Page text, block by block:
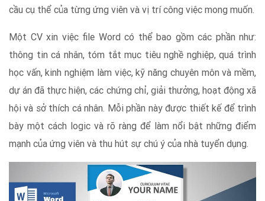
cầu cụ thể của từng ứng viên và vị trí công việc mong muốn.
Một CV xin việc file Word có thể bao gồm các phần như:
thông tin cá nhân, tóm tắt mục tiêu nghề nghiệp, quá trình
học vấn, kinh nghiệm làm việc, kỹ năng chuyên môn và mềm,
dự án đã thực hiện, các chứng chỉ, giải thưởng, hoạt động xã
hội và sở thích cá nhân. Mỗi phần này được thiết kế để trình
bày một cách logic và rõ ràng để làm nổi bật những điểm
mạnh của ứng viên và thu hút sự chú ý của nhà tuyển dụng.